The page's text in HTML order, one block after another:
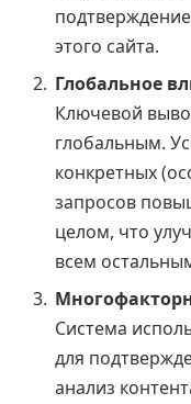
этого сайта.
Глобальное
Ключевой
глобальным.
конкретных
запросов
целом, что
всем
Система
для
анализ